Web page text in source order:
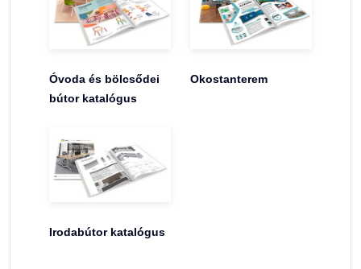
Óvoda és bölcsődei
bútor katalógus
Okostanterem
Irodabútor katalógus